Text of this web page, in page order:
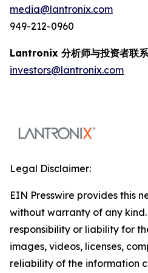
media@lantronix.com
949-212-0960
Lantronix 分析师与投资者联系
investors@lantronix.com
Legal Disclaimer:
EIN Presswire provides this
without warranty of any
responsibility or liability for
images, videos, licenses,
reliability of the information